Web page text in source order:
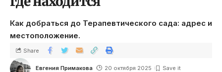
Как добраться до Терапевтического сада: адрес и
местоположение.
Евгения Примакова 20 октября 2025
Share